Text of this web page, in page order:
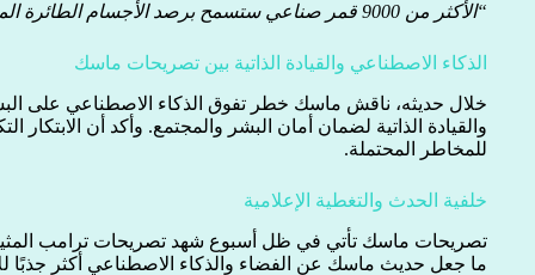
“الأكثر من 9000 قمر صناعي ستسمح برصد الأجسام الطائرة المجهولة وأنشطة فضائية أخرى.”
الذكاء الاصطناعي والقيادة الذاتية بين تصريحات ماسك
خلال حديثه، ناقش ماسك خطر تفوق الذكاء الاصطناعي على
والقيادة الذاتية لضمان أمان البشر والمجتمع. وأكد أن
للمخاطر المحتملة.
خلفية الحدث والتغطية الإعلامية
تصريحات ماسك تأتي في ظل أسبوع شهد تصريحات ترامب
ما جعل حديث ماسك عن الفضاء والذكاء الاصطناعي أكثر جذبًا